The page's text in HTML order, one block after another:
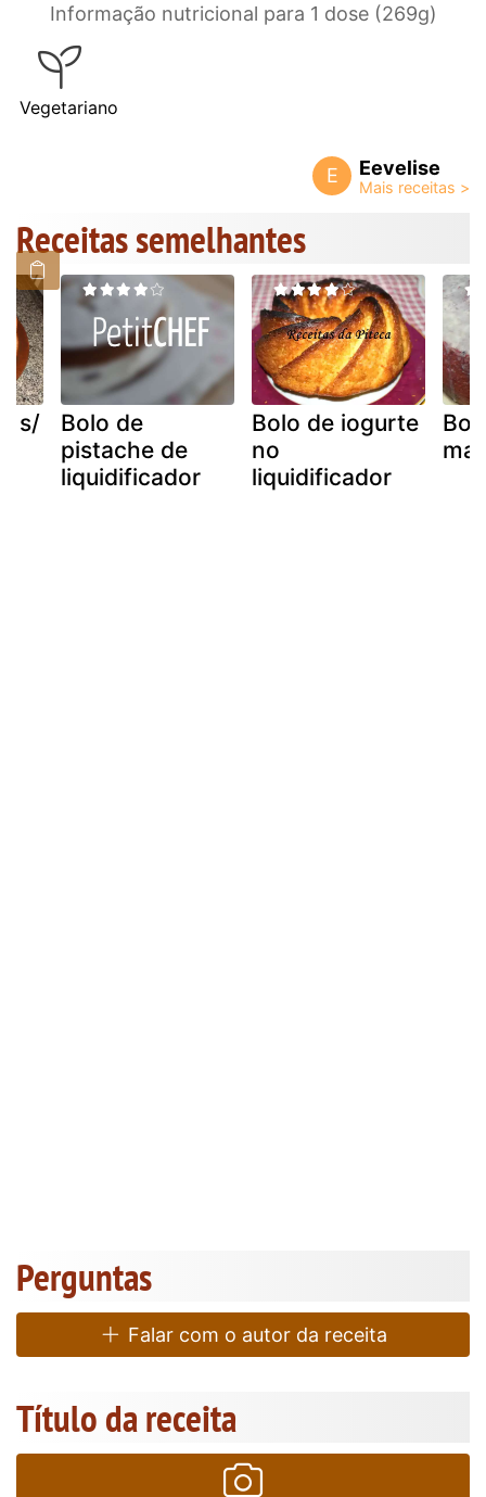
Informação nutricional para 1 dose (269g)
Vegetariano
E Eevelise
Receitas semelhantes
s/
Bolo de
pistache de
liquidificador
Bolo de iogurte
no
liquidificador
Perguntas
Falar com o autor da receita
Título da receita